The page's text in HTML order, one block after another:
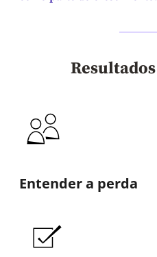
Entender a perda